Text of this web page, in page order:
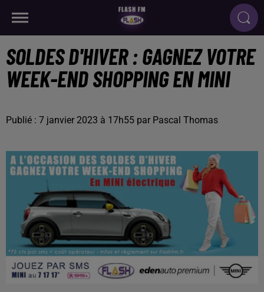
SOLDES D'HIVER : GAGNEZ VOTRE
WEEK-END SHOPPING EN MINI
Publié : 7 janvier 2023 à 17h55 par Pascal Thomas